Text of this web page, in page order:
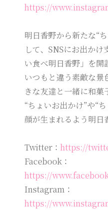
https://
明日香野から新たな“
して、SNSにお出かけ
い食べ明日香野」を開
いつもと違う素敵な景
きな友達と一緒に和菓
“ちょいお出かけ”や“
顔が生まれるよう明日
Twitter： https://
Facebook：
https://
Instagram：
https://